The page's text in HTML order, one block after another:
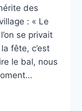
des
: « Le
se privait
fête, c’est
le bal, nous